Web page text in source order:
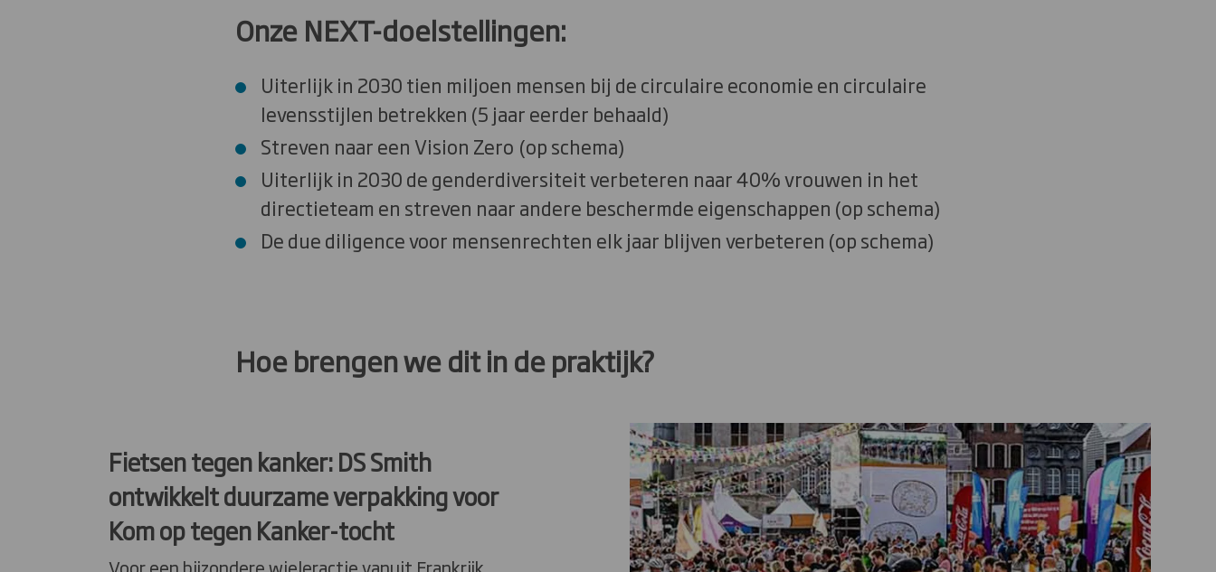
Onze NEXT-doelstellingen:
Uiterlijk in 2030 tien miljoen mensen bij de circulaire economie en circulaire
levensstijlen betrekken (5 jaar eerder behaald)
Streven naar een Vision Zero (op schema)
Uiterlijk in 2030 de genderdiversiteit verbeteren naar 40% vrouwen in het
directieteam en streven naar andere beschermde eigenschappen (op schema)
De due diligence voor mensenrechten elk jaar blijven verbeteren (op schema)
Hoe brengen we dit in de praktijk?
Fietsen tegen kanker: DS Smith
ontwikkelt duurzame verpakking voor
Kom op tegen Kanker-tocht